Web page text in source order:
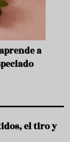
a
el tiro y